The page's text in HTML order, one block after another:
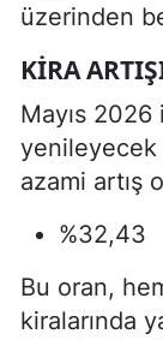
üzerinden
KIRA
Mayıs 2026
yenileyecek
azami artış
%32,43
Bu oran,
kiralarında